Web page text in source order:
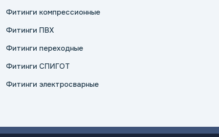
Фитинги компрессионные
Фитинги ПВХ
Фитинги переходные
Фитинги СПИГОТ
Фитинги электросварные